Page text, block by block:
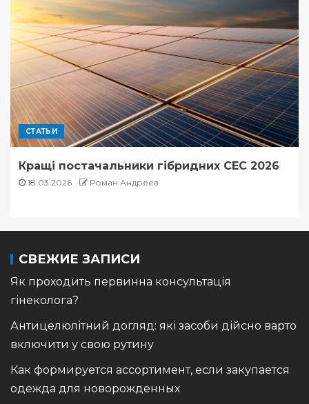
СТАТЬИ
Кращі постачальники гібридних СЕС 2026
18.03.2026 Роман Андреев
СВЕЖИЕ ЗАПИСИ
Як проходить первинна консультація
гінеколога?
Антицелюлітний догляд: які засоби дійсно варто
включити у свою рутину
Как формируется ассортимент, если закупается
одежда для новорожденных